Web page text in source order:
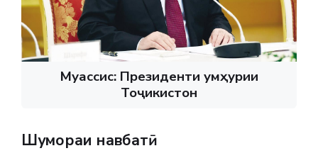
Муассис: Президенти Ҷумҳурии
Тоҷикистон
Шумораи навбатӣ